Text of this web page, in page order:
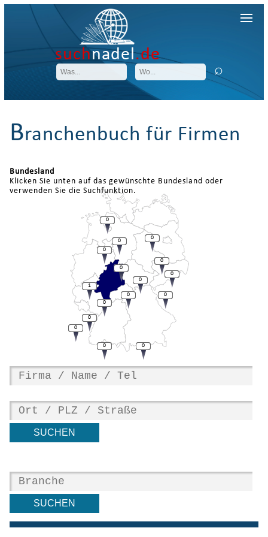
suchnadel.de
Branchenbuch für Firmen
Bundesland
Klicken Sie unten auf das gewünschte Bundesland oder
verwenden Sie die Suchfunktion.
0
0
1
0
0
0
0
0
0
0
0
0
0
0
0
0